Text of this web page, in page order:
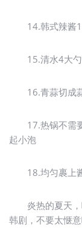
14.韩式辣酱1
15.清水4大勺
16.青蒜切成
17.热锅不需要
起小泡
18.均匀裹上
炎热的夏天，
韩剧，不要太惬